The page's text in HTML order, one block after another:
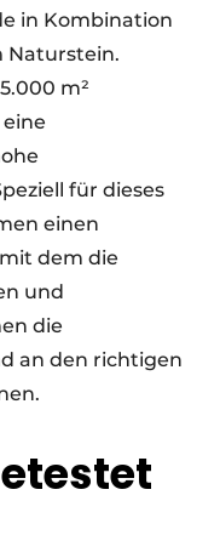
in Kombination
Naturstein.
m²
für dieses
einen
dem die
und
die
an den richtigen